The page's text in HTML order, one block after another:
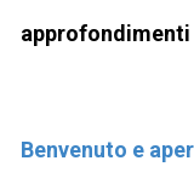
approfondimenti
Benvenuto e